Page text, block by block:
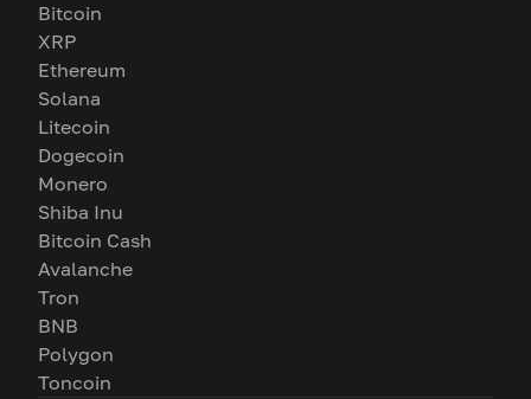
Bitcoin
XRP
Ethereum
Solana
Litecoin
Dogecoin
Monero
Shiba Inu
Bitcoin Cash
Avalanche
Tron
BNB
Polygon
Toncoin